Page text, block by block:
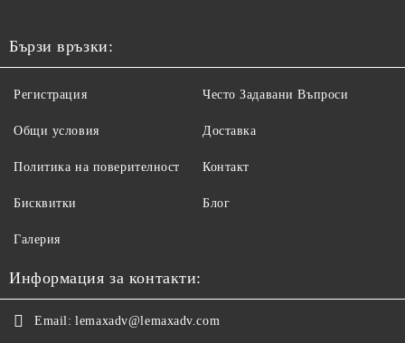
Бързи връзки:
Регистрация
Общи условия
Политика на поверителност
Бисквитки
Често Задавани Въпроси
Доставка
Контакт
Блог
Галерия
Информация за контакти:
Email: lemaxadv@lemaxadv.com